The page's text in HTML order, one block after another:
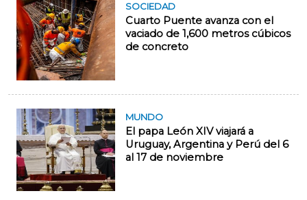
SOCIEDAD
Cuarto Puente avanza con el
vaciado de 1,600 metros cúbicos
de concreto
MUNDO
El papa León XIV viajará a
Uruguay, Argentina y Perú del 6
al 17 de noviembre